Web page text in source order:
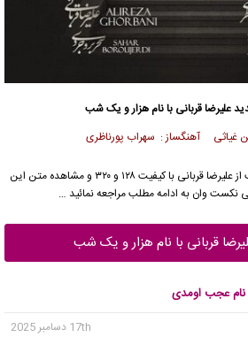
علیرضا قربانی با نام هزار و یک شب
غیاثی آهنگساز : سهراب پورناظری
جهت دانلود آهنگ هزار و یک شب از علیرضا قربانی با کیفیت ۱۲۸ و ۳۲۰ و مشاهده متن این
نکست وان به ادامه مطلب مراجعه نمائید …
قربانی با نام هزار و یک شب
عجب اومدی
17th دسامبر 2025